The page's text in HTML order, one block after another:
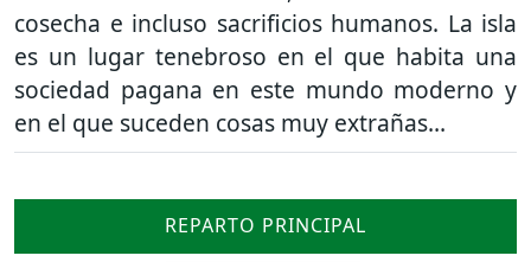
cosecha e incluso sacrificios humanos. La isla
es un lugar tenebroso en el que habita una
sociedad pagana en este mundo moderno y
en el que suceden cosas muy extrañas…
REPARTO PRINCIPAL